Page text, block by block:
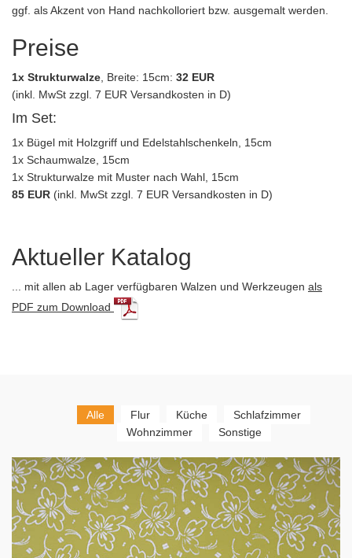
ggf. als Akzent von Hand nachkolloriert bzw. ausgemalt werden.
Preise
1x Strukturwalze , Breite: 15cm: 32 EUR
(inkl. MwSt zzgl. 7 EUR Versandkosten in D)
Im Set:
1x Bügel mit Holzgriff und Edelstahlschenkeln, 15cm
1x Schaumwalze, 15cm
1x Strukturwalze mit Muster nach Wahl, 15cm
85 EUR (inkl. MwSt zzgl. 7 EUR Versandkosten in D)
Aktueller Katalog
... mit allen ab Lager verfügbaren Walzen und Werkzeugen als
PDF zum Download
Alle Flur Küche
Schlafzimmer
Wohnzimmer
Sonstige